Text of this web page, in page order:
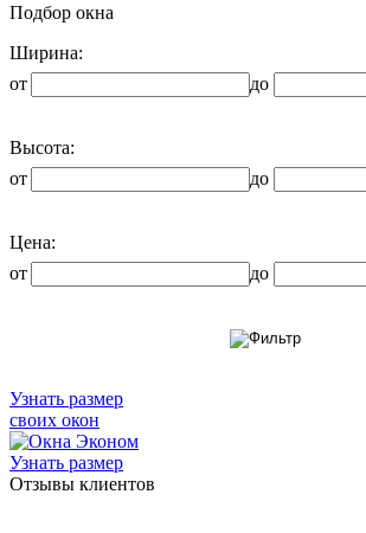
Подбор окна
Ширина:
от
до
Высота:
от
до
Цена:
от
до
Узнать размер
своих окон
Узнать размер
Отзывы клиентов